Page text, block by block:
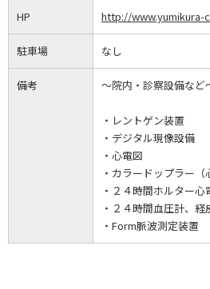
HP http://www.yumikura-
駐車場 なし
備考 ～院内・診察設備など
・レントゲン装置
・デジタル現像設備
・心電図
・カラードップラー（
・２４時間ホルター心
・２４時間血圧計、
・Form脈波測定装置